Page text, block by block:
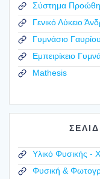
Σύστημα
Γενικό Λύκειο
Γυμνάσιο
Εμπειρίκειο
Mathesis
Υλικό Φυσικής -
Φυσική &